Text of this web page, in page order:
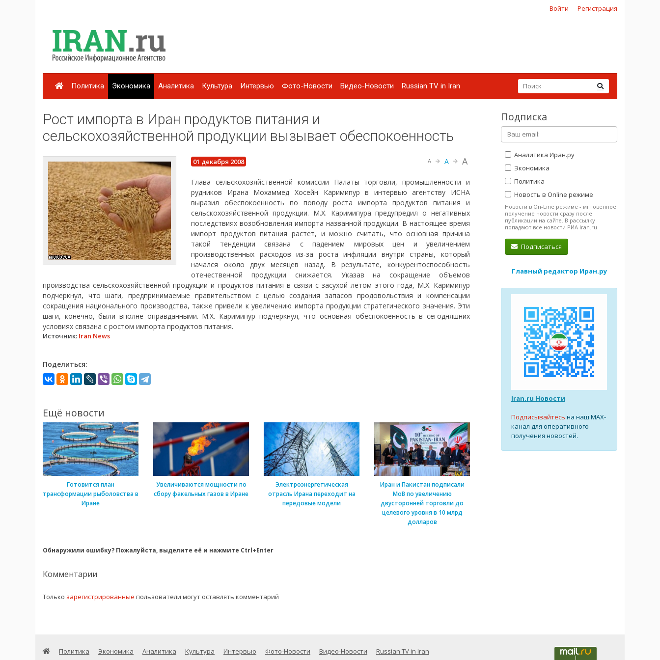
Войти Регистрация
Политика Экономика Аналитика Культура Интервью Фото-Новости Видео-Новости Russian TV in Iran
Рост импорта в Иран продуктов питания и
сельскохозяйственной продукции вызывает обеспокоенность
01 декабря 2008 A A A
Глава сельскохозяйственной комиссии Палаты торговли, промышленности и
рудников Ирана Мохаммед Хосейн Каримипур в интервью агентству ИСНА
выразил обеспокоенность по поводу роста импорта продуктов питания и
сельскохозяйственной продукции. М.Х. Каримипура предупредил о негативных
последствиях возобновления импорта названной продукции. В настоящее время
импорт продуктов питания растет, и можно считать, что основная причина
такой тенденции связана с падением мировых цен и увеличением
производственных расходов из-за роста инфляции внутри страны, который
начался около двух месяцев назад. В результате, конкурентоспособность
отечественной продукции снижается. Указав на сокращение объемов
производства сельскохозяйственной продукции и продуктов питания в связи с засухой летом этого года, М.Х. Каримипур
подчеркнул, что шаги, предпринимаемые правительством с целью создания запасов продовольствия и компенсации
сокращения национального производства, также привели к увеличению импорта продукции стратегического значения. Эти
шаги, конечно, были вполне оправданными. М.Х. Каримипур подчеркнул, что основная обеспокоенность в сегодняшних
условиях связана с ростом импорта продуктов питания.
Источник: Iran News
Поделиться:
Ещё новости
Готовится план
трансформации рыболовства в
Иране
Увеличиваются мощности по
сбору факельных газов в Иране
Электроэнергетическая
отрасль Ирана переходит на
передовые модели
Иран и Пакистан подписали
МоВ по увеличению
двусторонней торговли до
целевого уровня в 10 млрд
долларов
Обнаружили ошибку? Пожалуйста, выделите её и нажмите Ctrl+Enter
Комментарии
Только зарегистрированные пользователи могут оставлять комментарий
Подписка
Аналитика Иран.ру
Экономика
Политика
Новость в Online режиме
Новости в On-Line режиме - мгновенное
получение новости сразу после
публикации на сайте. В рассылку
попадают все новости РИА Iran.ru.
Подписаться
Главный редактор Иран.ру
Iran.ru Новости
Подписывайтесь на наш MAX-
канал для оперативного
получения новостей.
Политика Экономика Аналитика Культура Интервью Фото-Новости Видео-Новости Russian TV in Iran